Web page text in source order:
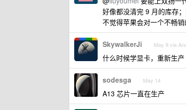
好像都没清完 9 月的库存
不觉得苹果会对一个不畅销
SkywalkerJi May 9 via
什么时候学显卡，重新生产
sodesga May 14
A13 芯片一直在生产